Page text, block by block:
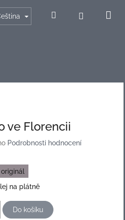
Hledat Přihlášení
ve Florencii
Podrobnosti hodnocení
na plátně
Do košíku